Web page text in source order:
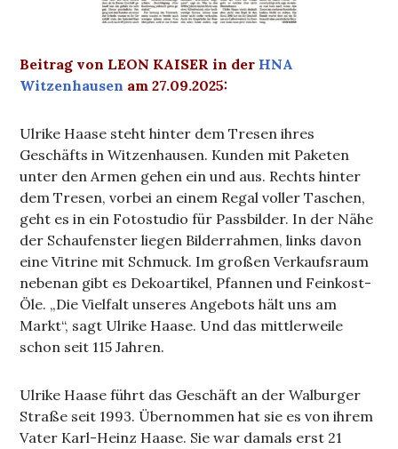
Beitrag von LEON KAISER in der HNA
Witzenhausen am 27.09.2025:
Ulrike Haase steht hinter dem Tresen ihres
Geschäfts in Witzenhausen. Kunden mit Paketen
unter den Armen gehen ein und aus. Rechts hinter
dem Tresen, vorbei an einem Regal voller Taschen,
geht es in ein Fotostudio für Passbilder. In der Nähe
der Schaufenster liegen Bilderrahmen, links davon
eine Vitrine mit Schmuck. Im großen Verkaufsraum
nebenan gibt es Dekoartikel, Pfannen und Feinkost-
Öle. „Die Vielfalt unseres Angebots hält uns am
Markt“, sagt Ulrike Haase. Und das mittlerweile
schon seit 115 Jahren.
Ulrike Haase führt das Geschäft an der Walburger
Straße seit 1993. Übernommen hat sie es von ihrem
Vater Karl-Heinz Haase. Sie war damals erst 21